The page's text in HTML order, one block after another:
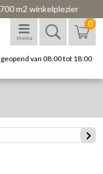
winkelplezier
menu
0
geopend van 08:00 tot 18:00